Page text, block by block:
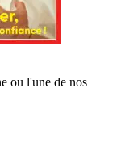
ou l'une de nos